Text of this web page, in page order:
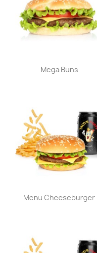
Aperçu rapide
Mega Buns
Aperçu rapide
Menu Cheeseburger